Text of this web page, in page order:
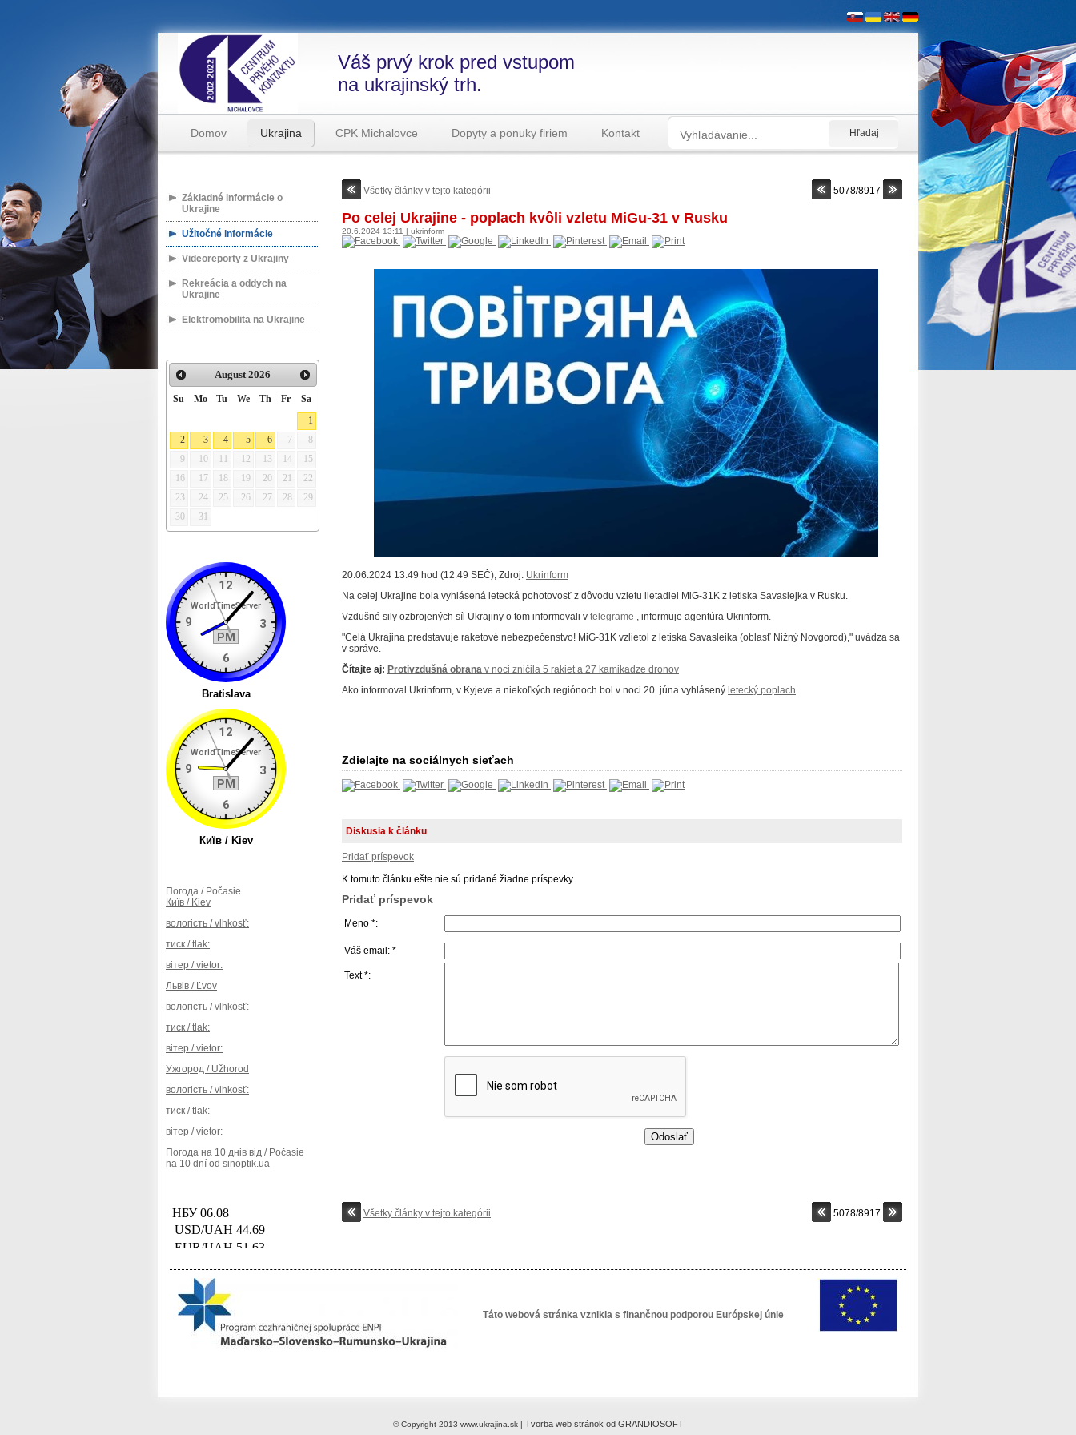
Váš prvý krok pred vstupom
na ukrajinský trh.
Domov Ukrajina CPK Michalovce Dopyty a ponuky firiem Kontakt
Základné informácie o
Ukrajine
Užitočné informácie
Videoreporty z Ukrajiny
Rekreácia a oddych na
Ukrajine
Elektromobilita na Ukrajine
August 2026
Su Mo Tu We Th Fr
Sa
1
2
3 4 5 6 7
8
9
10 11 12 13 14
15
16
17 18 19 20 21
22
23
24 25 26 27 28
29
30
31
Погода / Počasie
Київ / Kiev
вологість / vlhkosť:
тиск / tlak:
вітер / vietor:
Львів / Ľvov
вологість / vlhkosť:
тиск / tlak:
вітер / vietor:
Ужгород / Užhorod
вологість / vlhkosť:
тиск / tlak:
вітер / vietor:
Погода на 10 днів від / Počasie
na 10 dní od sinoptik.ua
Všetky články v tejto kategórii 5078/8917
Po celej Ukrajine - poplach kvôli vzletu MiGu-31 v Rusku
20.6.2024 13:11 | ukrinform
20.06.2024 13:49 hod (12:49 SEČ); Zdroj: Ukrinform
Na celej Ukrajine bola vyhlásená letecká pohotovosť z dôvodu vzletu lietadiel MiG-31K z letiska Savaslejka v Rusku.
Vzdušné sily ozbrojených síl Ukrajiny o tom informovali v telegrame , informuje agentúra Ukrinform.
"Celá Ukrajina predstavuje raketové nebezpečenstvo! MiG-31K vzlietol z letiska Savasleika (oblasť Nižný Novgorod)," uvádza sa
v správe.
Čítajte aj: Protivzdušná obrana v noci zničila 5 rakiet a 27 kamikadze dronov
Ako informoval Ukrinform, v Kyjeve a niekoľkých regiónoch bol v noci 20. júna vyhlásený letecký poplach .
Zdielajte na sociálnych sieťach
Diskusia k článku
Pridať príspevok
K tomuto článku ešte nie sú pridané žiadne príspevky
Pridať príspevok
Meno *:
Váš email: *
Text *:
Všetky články v tejto kategórii 5078/8917
Táto webová stránka vznikla s finančnou podporou Európskej únie
© Copyright 2013 www.ukrajina.sk | Tvorba web stránok od GRANDIOSOFT